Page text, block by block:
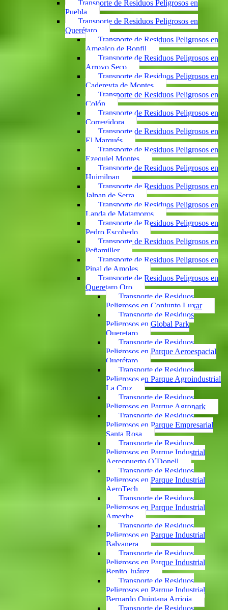
Transporte de Residuos Peligrosos en
Puebla
Transporte de Residuos Peligrosos en
Querétaro
Transporte de Residuos Peligrosos en
Amealco de Bonfil
Transporte de Residuos Peligrosos en
Arroyo Seco
Transporte de Residuos Peligrosos en
Cadereyta de Montes
Transporte de Residuos Peligrosos en
Colón
Transporte de Residuos Peligrosos en
Corregidora
Transporte de Residuos Peligrosos en
El Marqués
Transporte de Residuos Peligrosos en
Ezequiel Montes
Transporte de Residuos Peligrosos en
Huimilpan
Transporte de Residuos Peligrosos en
Jalpan de Serra
Transporte de Residuos Peligrosos en
Landa de Matamoros
Transporte de Residuos Peligrosos en
Pedro Escobedo
Transporte de Residuos Peligrosos en
Peñamiller
Transporte de Residuos Peligrosos en
Pinal de Amoles
Transporte de Residuos Peligrosos en
Queretaro Qro
Transporte de Residuos
Peligrosos en Conjunto Luxar
Transporte de Residuos
Peligrosos en Global Park
Queretaro
Transporte de Residuos
Peligrosos en Parque Aeroespacial
Querétaro
Transporte de Residuos
Peligrosos en Parque Agroindustrial
La Cruz
Transporte de Residuos
Peligrosos en Parque Agropark
Transporte de Residuos
Peligrosos en Parque Empresarial
Santa Rosa
Transporte de Residuos
Peligrosos en Parque Industrial
Aereopuerto O´Donell
Transporte de Residuos
Peligrosos en Parque Industrial
AeroTech
Transporte de Residuos
Peligrosos en Parque Industrial
Amexhe
Transporte de Residuos
Peligrosos en Parque Industrial
Balvanera
Transporte de Residuos
Peligrosos en Parque Industrial
Benito Juárez
Transporte de Residuos
Peligrosos en Parque Industrial
Bernardo Quintana Arrioja
Transporte de Residuos